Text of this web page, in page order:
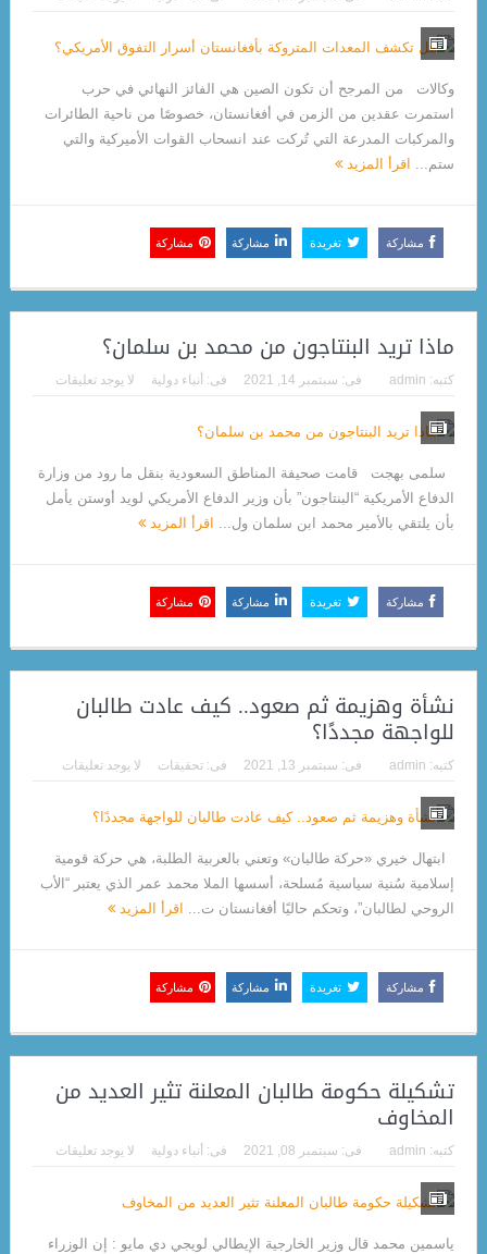
وكالات من المرجح أن تكون الصين هي الفائز النهائي في حرب
استمرت عقدين من الزمن في أفغانستان، خصوصًا من ناحية الطائرات
والمركبات المدرعة التي تُركت عند انسحاب القوات الأميركية والتي
ستم...
اقرأ المزيد
مشاركة تغريدة مشاركة مشاركة
ماذا تريد البنتاجون من محمد بن سلمان؟
كتبه: admin فى: سبتمبر 14, 2021 فى: أنباء دولية لا يوجد تعليقات
سلمى بهجت قامت صحيفة المناطق السعودية بنقل ما رود من وزارة
الدفاع الأمريكية “البنتاجون” بأن وزير الدفاع الأمريكي لويد أوستن يأمل
بأن يلتقي بالأمير محمد ابن سلمان ول... اقرأ المزيد
مشاركة تغريدة مشاركة مشاركة
نشأة وهزيمة ثم صعود.. كيف عادت طالبان
للواجهة مجددًا؟
كتبه: admin فى: سبتمبر 13, 2021 فى: تحقيقات لا يوجد تعليقات
ابتهال خيري «حركة طالبان» وتعني بالعربية الطلبة، هي حركة قومية
إسلامية سُنية سياسية مُسلحة، أسسها الملا محمد عمر الذي يعتبر “الأب
الروحي لطالبان”، وتحكم حاليًا أفغانستان ت... اقرأ المزيد
مشاركة تغريدة مشاركة مشاركة
تشكيلة حكومة طالبان المعلنة تثير العديد من
المخاوف
كتبه: admin فى: سبتمبر 08, 2021 فى: أنباء دولية لا يوجد تعليقات
ياسمين محمد قال وزير الخارجية الإيطالي لويجي دي مايو : إن الوزراء